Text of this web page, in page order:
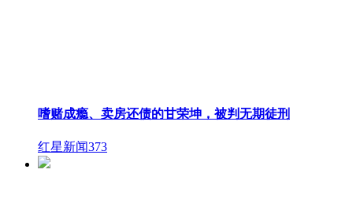
嗜赌成瘾、卖房还债的甘荣坤，被判无期徒刑
红星新闻373